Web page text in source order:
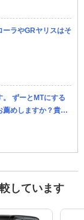
ーラやGRヤリスはそ
ずーとMTにする
薦めしますか？貴方
気になりませ
しています